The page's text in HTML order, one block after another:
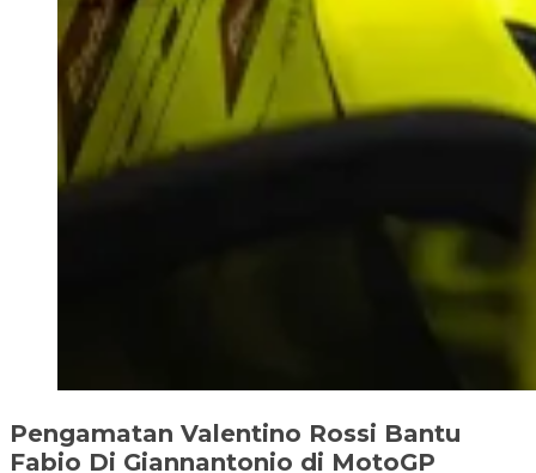
Pengamatan Valentino Rossi Bantu
Fabio Di Giannantonio di MotoGP